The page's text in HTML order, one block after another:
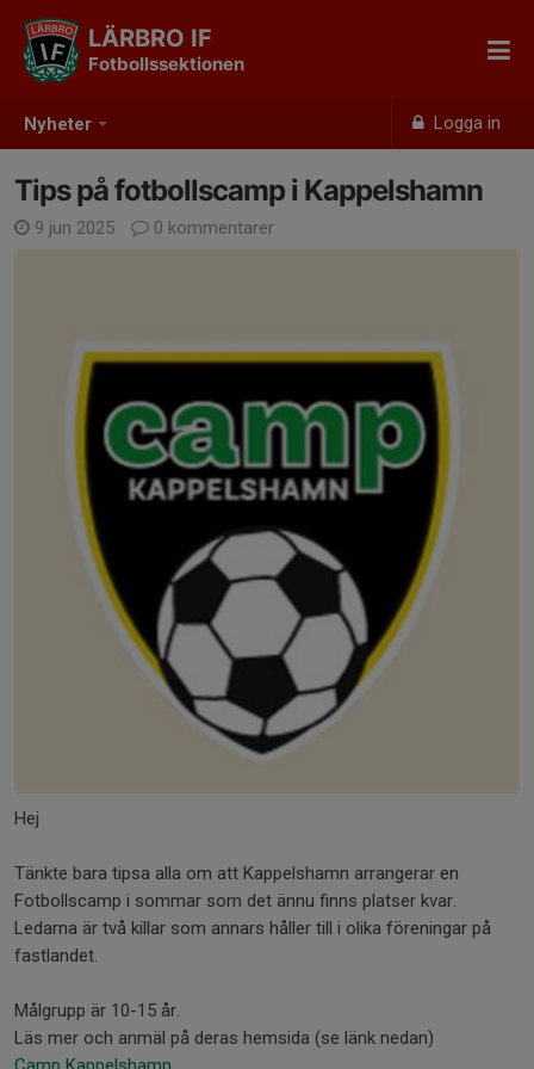
Nyheter Logga in
LÄRBRO IF
Fotbollssektionen
Tips på fotbollscamp i Kappelshamn
9 jun 2025 0 kommentarer
Hej
Tänkte bara tipsa alla om att Kappelshamn arrangerar en
Fotbollscamp i sommar som det ännu finns platser kvar.
Ledarna är två killar som annars håller till i olika föreningar på
fastlandet.
Målgrupp är 10-15 år.
Läs mer och anmäl på deras hemsida (se länk nedan)